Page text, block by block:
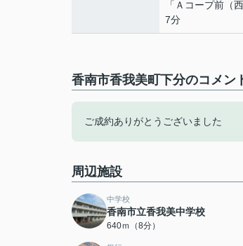
「Ａコープ前
7分
香南市香我美町下分のコメン
ご成約ありがとうございました
周辺施設
中学校
香南市立香我美中学校
640ｍ（8分）